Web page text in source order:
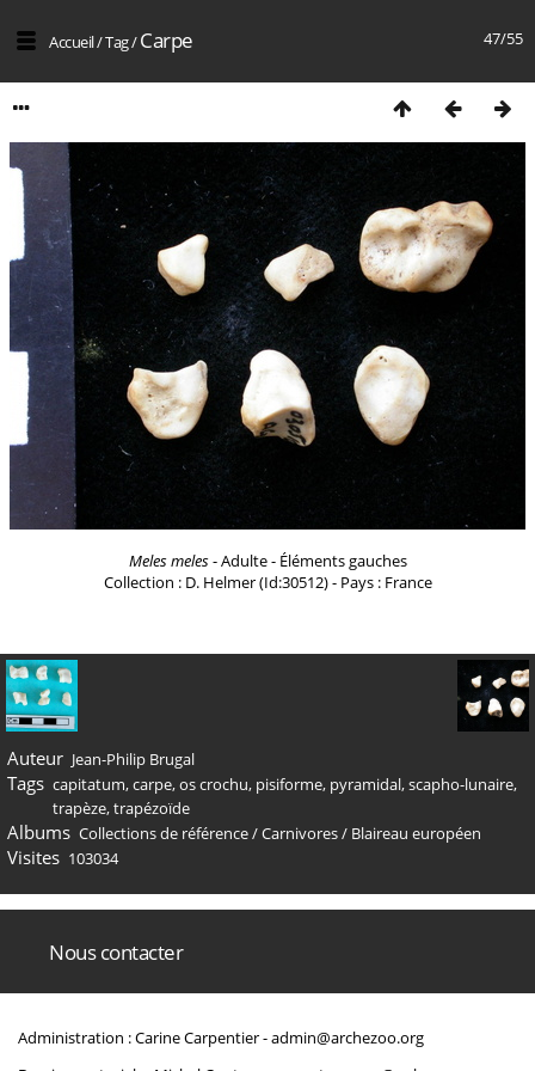
47/55
Accueil/Tag/Carpe
Meles meles- Adulte - Éléments gauches
Collection : D. Helmer (Id:30512) - Pays : France
Auteur Jean-Philip Brugal
Tags capitatum,carpe,os crochu, pisiforme, pyramidal,scapho-lunaire,
trapèze,trapézoïde
Albums Collections de référence/Carnivores/ Blaireau européen
Visites 103034
Nous contacter
Administration : Carine Carpentier -admin@archezoo.org